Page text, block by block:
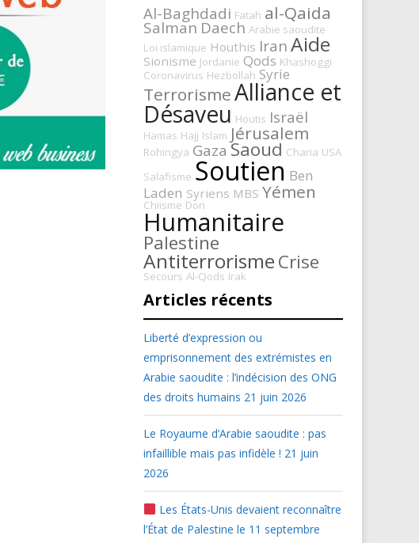
Al-Baghdadi Fatah al-Qaida
Salman Daech Arabie saoudite
Loi islamique Houthis Iran Aide
Sionisme Jordanie Qods Khashoggi
Coronavirus Hezbollah Syrie
TerrorismeAlliance et
Désaveu Houtis Israël
Hamas Hajj Islam Jérusalem
Rohingya Gaza Saoud Charia USA
Salafisme Soutien Ben
Laden Syriens MBS Yémen
Chiisme Don
Humanitaire
Palestine
AntiterrorismeCrise
Secours Al-Qods Irak
Articles récents
Liberté d’expression ou
emprisonnement des extrémistes en
Arabie saoudite : l’indécision des ONG
des droits humains 21 juin 2026
Le Royaume d’Arabie saoudite : pas
infaillible mais pas infidèle ! 21 juin
2026
Les États-Unis devaient reconnaître
l’État de Palestine le 11 septembre